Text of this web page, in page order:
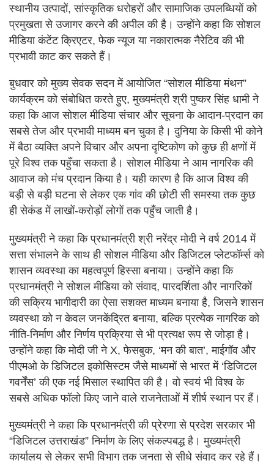
स्थानीय उत्पादों, सांस्कृतिक धरोहरों और सामाजिक उपलब्धियों को
प्रमुखता से उजागर करने की अपील की है। उन्होंने कहा कि सोशल
मीडिया कंटेंट क्रिएटर, फेक न्यूज या नकारात्मक नैरेटिव की भी
प्रभावी काट कर सकते हैं।
बुधवार को मुख्य सेवक सदन में आयोजित “सोशल मीडिया मंथन”
कार्यक्रम को संबोधित करते हुए, मुख्यमंत्री श्री पुष्कर सिंह धामी ने
कहा कि आज सोशल मीडिया संचार और सूचना के आदान-प्रदान का
सबसे तेज और प्रभावी माध्यम बन चुका है। दुनिया के किसी भी कोने
में बैठा व्यक्ति अपने विचार और अपना दृष्टिकोण को कुछ ही क्षणों में
पूरे विश्व तक पहुँचा सकता है। सोशल मीडिया ने आम नागरिक की
आवाज को मंच प्रदान किया है। यही कारण है कि आज विश्व की
बड़ी से बड़ी घटना से लेकर एक गांव की छोटी सी समस्या तक कुछ
ही सेकंड में लाखों-करोड़ों लोगों तक पहुँच जाती है।
मुख्यमंत्री ने कहा कि प्रधानमंत्री श्री नरेंद्र मोदी ने वर्ष 2014 में
सत्ता संभालने के साथ ही सोशल मीडिया और डिजिटल प्लेटफॉर्म्स को
शासन व्यवस्था का महत्वपूर्ण हिस्सा बनाया। उन्होंने कहा कि
प्रधानमंत्री ने सोशल मीडिया को संवाद, पारदर्शिता और नागरिकों
की सक्रिय भागीदारी का ऐसा सशक्त माध्यम बनाया है, जिसने शासन
व्यवस्था को न केवल जनकेंद्रित बनाया, बल्कि प्रत्येक नागरिक को
नीति-निर्माण और निर्णय प्रक्रिया से भी प्रत्यक्ष रूप से जोड़ा है।
उन्होंने कहा कि मोदी जी ने X, फेसबुक, ‘मन की बात’, माईगॉव और
पीएमओ के डिजिटल इकोसिस्टम जैसे माध्यमों से भारत में ‘डिजिटल
गवर्नेंस’ की एक नई मिसाल स्थापित की है। वो स्वयं भी विश्व के
सबसे अधिक फॉलो किए जाने वाले राजनेताओं में शीर्ष स्थान पर हैं।
मुख्यमंत्री ने कहा कि प्रधानमंत्री की प्रेरणा से प्रदेश सरकार भी
“डिजिटल उत्तराखंड” निर्माण के लिए संकल्पबद्ध है। मुख्यमंत्री
कार्यालय से लेकर सभी विभाग तक जनता से सीधे संवाद कर रहे हैं।